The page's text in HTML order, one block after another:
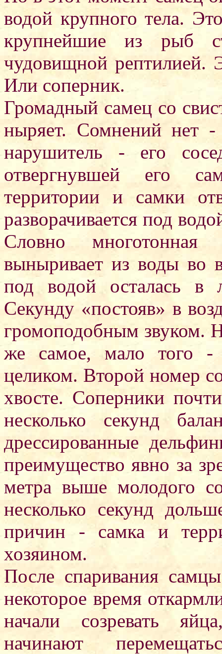
водой крупного тела.
крупнейшие из рыб
чудовищной рептилией.
Или соперник.
Громадный самец со
ныряет. Сомнений нет -
нарушитель - его
отвергнувшей его
территории и самки
разворачивается под
Словно многотонная
выныривает из воды во
под водой осталась в
Секунду «постояв» в
громоподобным звуком.
же самое, мало того -
целиком. Второй номер
хвосте. Соперники
несколько секунд
дрессированные
преимущество явно за
метра выше молодого
несколько секунд
причин - самка и
хозяином.
После спаривания
некоторое время
начали созревать
начинают